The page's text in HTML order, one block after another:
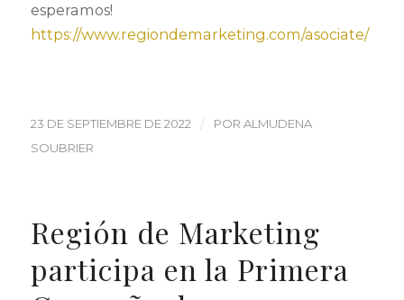
esperamos!
https://www.regiondemarketing.com/asociate/
23 DE SEPTIEMBRE DE 2022 / POR ALMUDENA
SOUBRIER
Región de Marketing
participa en la Primera